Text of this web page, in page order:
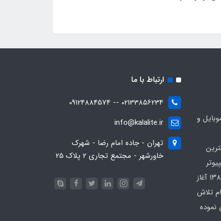
و
در محدوده که کار خود را از سال ۱۳۸۶ آغاز
تلاش
نموده
ارتباط با ما
02133856234 -- 09124884574
info@kalalite.ir
تهران - جاده امام رضا - شهرک
خاورشهر - مجتمع تجاری 2 پلاک 25